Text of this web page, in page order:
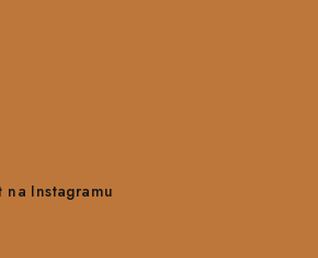
na Instagramu